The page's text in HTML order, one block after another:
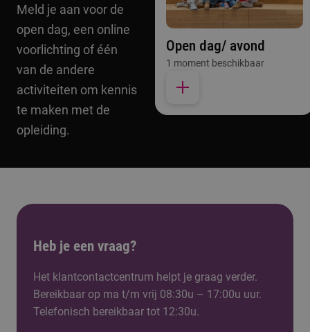
Meld je aan voor de
open dag, een online
voorlichting of één
van de andere
activiteiten om kennis
te maken met de
opleiding.
Open dag/ avond
1 moment beschikbaar
Heb je een vraag?
Het klantcontactcentrum helpt je graag verder.
Bereikbaar op ma t/m vrij 08:30u – 17:00u uur.
Telefonisch bereikbaar tot 12:30u.